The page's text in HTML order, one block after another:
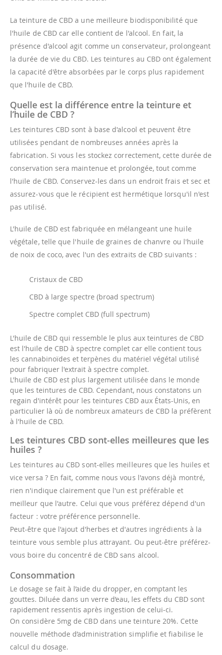
La teinture de CBD a une meilleure biodisponibilité que
l'huile de CBD car elle contient de l'alcool. En fait, la
présence d'alcool agit comme un conservateur, prolongeant
la durée de vie du CBD. Les teintures au CBD ont également
la capacité d'être absorbées par le corps plus rapidement
que l'huile de CBD.
Quelle est la différence entre la teinture et
l’huile de CBD ?
Les teintures CBD sont à base d'alcool et peuvent être
utilisées pendant de nombreuses années après la
fabrication. Si vous les stockez correctement, cette durée de
conservation sera maintenue et prolongée, tout comme
l'huile de CBD. Conservez-les dans un endroit frais et sec et
assurez-vous que le récipient est hermétique lorsqu'il n'est
pas utilisé.
L'huile de CBD est fabriquée en mélangeant une huile
végétale, telle que l'huile de graines de chanvre ou l'huile
de noix de coco, avec l'un des extraits de CBD suivants :
Cristaux de CBD
CBD à large spectre (broad spectrum)
Spectre complet CBD (full spectrum)
L'huile de CBD qui ressemble le plus aux teintures de CBD
est l'huile de CBD à spectre complet car elle contient tous
les cannabinoïdes et terpènes du matériel végétal utilisé
pour fabriquer l'extrait à spectre complet.
L'huile de CBD est plus largement utilisée dans le monde
que les teintures de CBD. Cependant, nous constatons un
regain d'intérêt pour les teintures CBD aux États-Unis, en
particulier là où de nombreux amateurs de CBD la préfèrent
à l'huile de CBD.
Les teintures CBD sont-elles meilleures que les
huiles ?
Les teintures au CBD sont-elles meilleures que les huiles et
vice versa ? En fait, comme nous vous l'avons déjà montré,
rien n'indique clairement que l'un est préférable et
meilleur que l'autre. Celui que vous préférez dépend d'un
facteur : votre préférence personnelle.
Peut-être que l'ajout d'herbes et d'autres ingrédients à la
teinture vous semble plus attrayant. Ou peut-être préférez-
vous boire du concentré de CBD sans alcool.
Consommation
Le dosage se fait à l’aide du dropper, en comptant les
gouttes. Diluée dans un verre d’eau, les effets du CBD sont
rapidement ressentis après ingestion de celui-ci.
On considère 5mg de CBD dans une teinture 20%. Cette
nouvelle méthode d’administration simplifie et fiabilise le
calcul du dosage.